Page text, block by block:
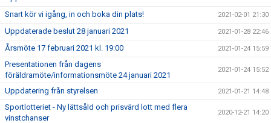
Snart kör vi igång, in och boka din plats! 2021-02-01 21:30
Uppdaterade beslut 28 januari 2021 2021-01-28 22:46
Årsmöte 17 februari 2021 kl. 19:00 2021-01-24 15:59
Presentationen från dagens
föräldramöte/informationsmöte 24 januari 2021
2021-01-24 15:52
Uppdatering från styrelsen 2021-01-21 14:48
Sportlotteriet - Ny lättsåld och prisvärd lott med flera
vinstchanser
2020-12-21 14:20